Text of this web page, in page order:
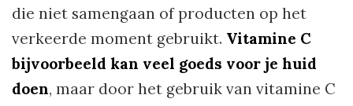
die niet samengaan of producten op het
verkeerde moment gebruikt. Vitamine C
bijvoorbeeld kan veel goeds voor je huid
doen, maar door het gebruik van vitamine C